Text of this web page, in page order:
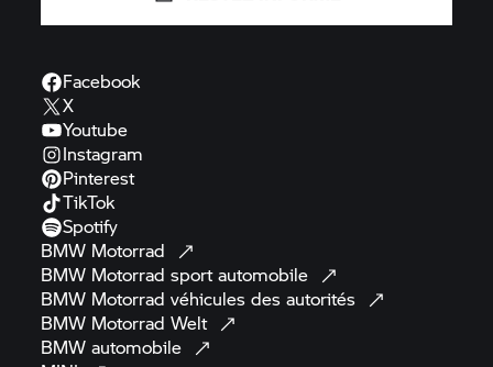
Facebook
X
Youtube
Instagram
Pinterest
TikTok
Spotify
BMW Motorrad
BMW Motorrad sportautomobile
BMW Motorrad véhicules desautorités
BMW Motorrad Welt
BMWautomobile